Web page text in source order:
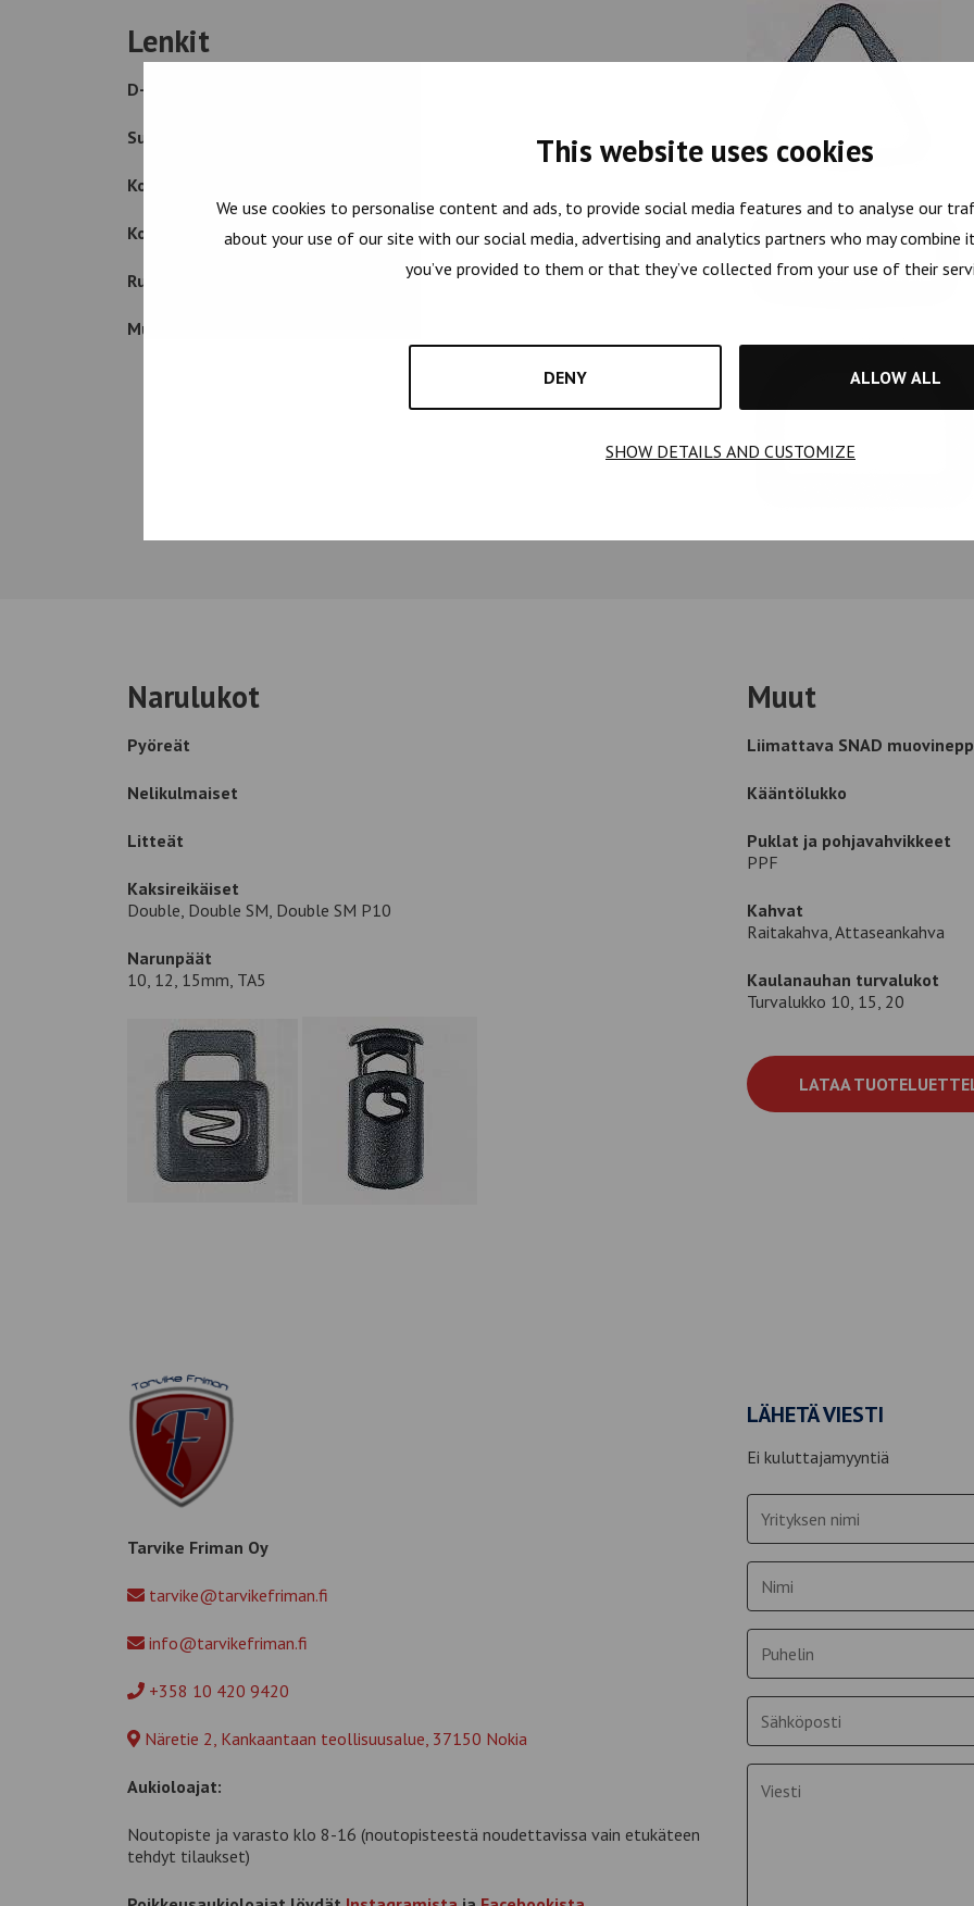
This website uses cookies
We use cookies to personalise content and ads, to provide social media features and to analyse our
about your use of our site with our social media, advertising and analytics partners who may
you’ve provided to them or that they’ve collected from your use of their
DENY ALLOW ALL
SHOW DETAILS AND CUSTOMIZE
Lenkit
D-lenkit
Suorakaiteet
Kolmiolenkit
Koukut
Rullakonkoukku
Muovihaka
Narulukot
Pyöreät
Nelikulmaiset
Litteät
Kaksireikäiset
Double, Double SM, Double SM P10
Narunpäät
10, 12, 15mm, TA5
Muut
Liimattava SNAD
Kääntölukko
Puklat ja pohjavahvikkeet
PPF
Kahvat
Raitakahva, Attaseankahva
Kaulanauhan turvalukot
Turvalukko 10, 15, 20
LATAA
Tarvike Friman Oy
tarvike@tarvikefriman.fi
info@tarvikefriman.fi
+358 10 420 9420
Näretie 2, Kankaantaan teollisuusalue, 37150 Nokia
Aukioloajat:
Noutopiste ja varasto klo 8-16 (noutopisteestä noudettavissa vain etukäteen
tehdyt tilaukset)
LÄHETÄ VIESTI
Ei kuluttajamyyntiä
Yrityksen
nimi *
Nimi
Puhelin
Sähköposti
Viesti